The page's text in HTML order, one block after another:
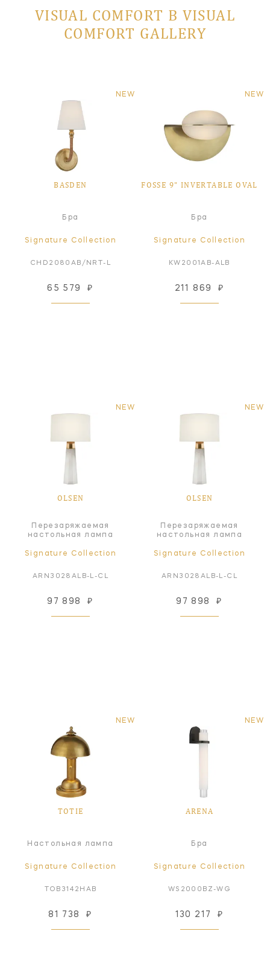
VISUAL COMFORT В VISUAL
COMFORT GALLERY
NEW
BASDEN
Бра
Signature Collection
CHD2080AB/NRT-L
65 579 ₽
NEW
FOSSE 9" INVERTABLE OVAL
Бра
Signature Collection
KW2001AB-ALB
211 869 ₽
NEW
OLSEN
Перезаряжаемая
настольная лампа
Signature Collection
ARN3028ALB-L-CL
97 898 ₽
NEW
OLSEN
Перезаряжаемая
настольная лампа
Signature Collection
ARN3028ALB-L-CL
97 898 ₽
NEW
TOTIE
Настольная лампа
Signature Collection
TOB3142HAB
81 738 ₽
NEW
ARENA
Бра
Signature Collection
WS2000BZ-WG
130 217 ₽